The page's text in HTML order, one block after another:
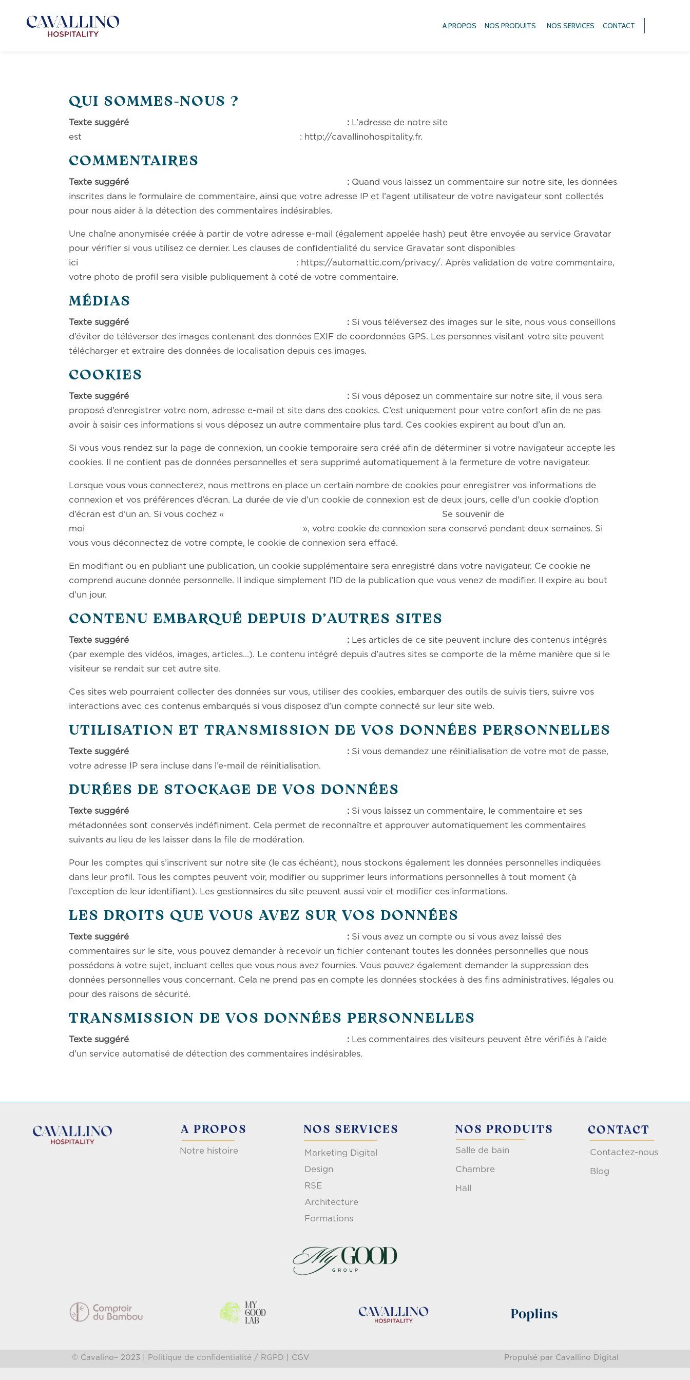
A PROPOS NOS PRODUITS NOS SERVICES CONTACT
QUI SOMMES-NOUS ?
Texte suggéré : L’adresse de notre site
est : http://cavallinohospitality.fr.
COMMENTAIRES
Texte suggéré : Quand vous laissez un commentaire sur notre site, les données
inscrites dans le formulaire de commentaire, ainsi que votre adresse IP et l’agent utilisateur de votre navigateur sont collectés
pour nous aider à la détection des commentaires indésirables.
Une chaîne anonymisée créée à partir de votre adresse e-mail (également appelée hash) peut être envoyée au service Gravatar
pour vérifier si vous utilisez ce dernier. Les clauses de confidentialité du service Gravatar sont disponibles
ici : https://automattic.com/privacy/. Après validation de votre commentaire,
votre photo de profil sera visible publiquement à coté de votre commentaire.
MÉDIAS
Texte suggéré : Si vous téléversez des images sur le site, nous vous conseillons
d’éviter de téléverser des images contenant des données EXIF de coordonnées GPS. Les personnes visitant votre site peuvent
télécharger et extraire des données de localisation depuis ces images.
COOKIES
Texte suggéré : Si vous déposez un commentaire sur notre site, il vous sera
proposé d’enregistrer votre nom, adresse e-mail et site dans des cookies. C’est uniquement pour votre confort afin de ne pas
avoir à saisir ces informations si vous déposez un autre commentaire plus tard. Ces cookies expirent au bout d’un an.
Si vous vous rendez sur la page de connexion, un cookie temporaire sera créé afin de déterminer si votre navigateur accepte les
cookies. Il ne contient pas de données personnelles et sera supprimé automatiquement à la fermeture de votre navigateur.
Lorsque vous vous connecterez, nous mettrons en place un certain nombre de cookies pour enregistrer vos informations de
connexion et vos préférences d’écran. La durée de vie d’un cookie de connexion est de deux jours, celle d’un cookie d’option
d’écran est d’un an. Si vous cochez « Se souvenir de
moi », votre cookie de connexion sera conservé pendant deux semaines. Si
vous vous déconnectez de votre compte, le cookie de connexion sera effacé.
En modifiant ou en publiant une publication, un cookie supplémentaire sera enregistré dans votre navigateur. Ce cookie ne
comprend aucune donnée personnelle. Il indique simplement l’ID de la publication que vous venez de modifier. Il expire au bout
d’un jour.
CONTENU EMBARQUÉ DEPUIS D’AUTRES SITES
Texte suggéré : Les articles de ce site peuvent inclure des contenus intégrés
(par exemple des vidéos, images, articles…). Le contenu intégré depuis d’autres sites se comporte de la même manière que si le
visiteur se rendait sur cet autre site.
Ces sites web pourraient collecter des données sur vous, utiliser des cookies, embarquer des outils de suivis tiers, suivre vos
interactions avec ces contenus embarqués si vous disposez d’un compte connecté sur leur site web.
UTILISATION ET TRANSMISSION DE VOS DONNÉES PERSONNELLES
Texte suggéré : Si vous demandez une réinitialisation de votre mot de passe,
votre adresse IP sera incluse dans l’e-mail de réinitialisation.
DURÉES DE STOCKAGE DE VOS DONNÉES
Texte suggéré : Si vous laissez un commentaire, le commentaire et ses
métadonnées sont conservés indéfiniment. Cela permet de reconnaître et approuver automatiquement les commentaires
suivants au lieu de les laisser dans la file de modération.
Pour les comptes qui s’inscrivent sur notre site (le cas échéant), nous stockons également les données personnelles indiquées
dans leur profil. Tous les comptes peuvent voir, modifier ou supprimer leurs informations personnelles à tout moment (à
l’exception de leur identifiant). Les gestionnaires du site peuvent aussi voir et modifier ces informations.
LES DROITS QUE VOUS AVEZ SUR VOS DONNÉES
Texte suggéré : Si vous avez un compte ou si vous avez laissé des
commentaires sur le site, vous pouvez demander à recevoir un fichier contenant toutes les données personnelles que nous
possédons à votre sujet, incluant celles que vous nous avez fournies. Vous pouvez également demander la suppression des
données personnelles vous concernant. Cela ne prend pas en compte les données stockées à des fins administratives, légales ou
pour des raisons de sécurité.
TRANSMISSION DE VOS DONNÉES PERSONNELLES
Texte suggéré : Les commentaires des visiteurs peuvent être vérifiés à l’aide
d’un service automatisé de détection des commentaires indésirables.
A PROPOS
Notre histoire
NOS SERVICES
Marketing Digital
Design
RSE
Architecture
Formations
NOS PRODUITS
Salle de bain
Chambre
Hall
CONTACT
Contactez-nous
Blog
© Cavalino– 2023 | Politique de confidentialité / RGPD | CGV Propulsé par Cavallino Digital